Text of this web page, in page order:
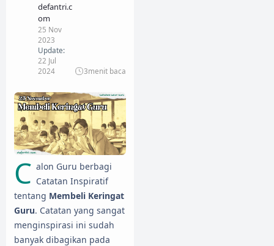
defantri.c
om
25 Nov
2023
Update:
22 Jul
2024
3menit baca
C alon Guru berbagi
Catatan Inspiratif
tentang Membeli Keringat
Guru. Catatan yang sangat
menginspirasi ini sudah
banyak dibagikan pada